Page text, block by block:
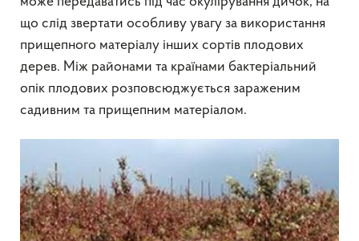
що слід звертати особливу увагу за використання
прищепного матеріалу інших сортів плодових
дерев. Між районами та країнами бактеріальний
опік плодових розповсюджується зараженим
садивним та прищепним матеріалом.